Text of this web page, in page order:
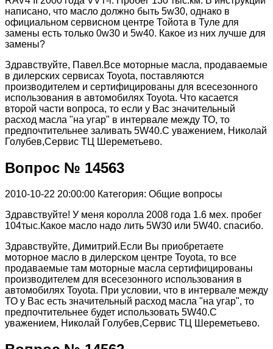
написано, что масло должно быть 5w30, однако в
официальном сервисном центре Тойота в Туле для
замены есть только 0w30 и 5w40. Какое из них лучше для
замены?
Здравствуйте, Павел.Все моторные масла, продаваемые
в дилерских сервисах Toyota, поставляются
производителем и сертифицированы для всесезонного
использования в автомобилях Toyota. Что касается
второй части вопроса, то если у Вас значительный
расход масла "на угар" в интервале между ТО, то
предпочтительнее заливать 5W40.С уважением, Николай
Голубев,Сервис ТЦ Шереметьево.
Вопрос № 14563
2010-10-22 20:00:00 Категория: Общие вопросы
Здравствуйте! У меня королла 2008 года 1.6 мех. пробег
104тыс.Какое масло надо лить 5W30 или 5W40. спасибо.
Здравствуйте, Димитрий.Если Вы приобретаете
моторное масло в дилерском центре Toyota, то все
продаваемые там моторные масла сертифицированы
производителем для всесезонного использования в
автомобилях Toyota. При условии, что в интервале между
ТО у Вас есть значительный расход масла "на угар", то
предпочтительнее будет использовать 5W40.С
уважением, Николай Голубев,Сервис ТЦ Шереметьево.